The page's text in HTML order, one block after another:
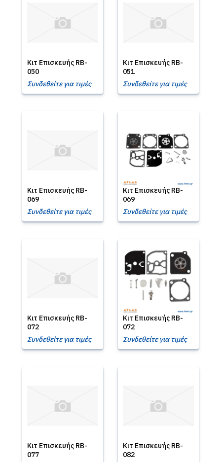
Κιτ Επισκευής RB-
050
Συνδεθείτε για τιμές
Κιτ Επισκευής RB-
051
Συνδεθείτε για τιμές
Κιτ Επισκευής RB-
069
Συνδεθείτε για τιμές
Κιτ Επισκευής RB-
069
Συνδεθείτε για τιμές
Κιτ Επισκευής RB-
072
Συνδεθείτε για τιμές
Κιτ Επισκευής RB-
072
Συνδεθείτε για τιμές
Κιτ Επισκευής RB-
077
Κιτ Επισκευής RB-
082